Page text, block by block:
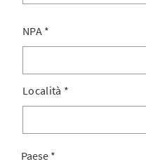
NPA *
Località *
Paese